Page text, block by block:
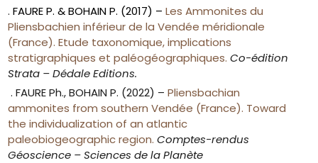
.FAURE P. & BOHAIN P. (2017) – Les Ammonites du
Pliensbachien inférieur de la Vendée méridionale
(France). Etude taxonomique, implications
stratigraphiques et paléogéographiques. Co-édition
Strata – Dédale Editions.
. FAURE Ph., BOHAIN P. (2022) –Pliensbachian
ammonites from southern Vendée (France). Toward
the individualization of an atlantic
paleobiogeographic region. Comptes-rendus
Géoscience – Sciences de la Planète